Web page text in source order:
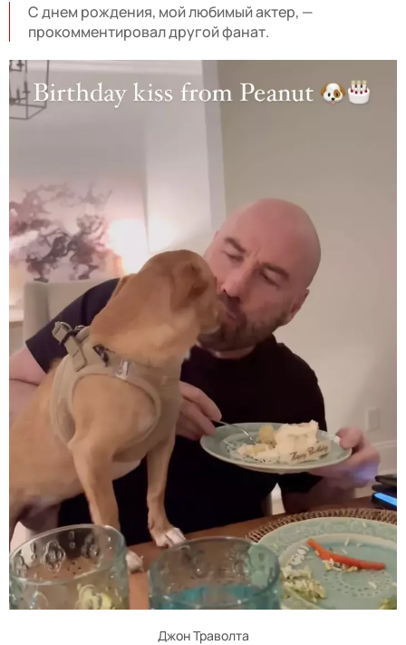
С днем ​​рождения, мой любимый актер, —
прокомментировал другой фанат.
Джон Траволта